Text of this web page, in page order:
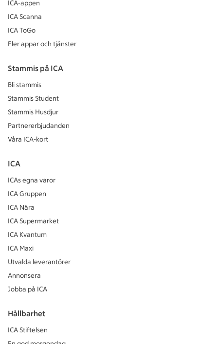
ICA-appen
ICA Scanna
ICA ToGo
Fler appar och tjänster
Stammis på ICA
Bli stammis
Stammis Student
Stammis Husdjur
Partnererbjudanden
Våra ICA-kort
ICA
ICAs egna varor
ICA Gruppen
ICA Nära
ICA Supermarket
ICA Kvantum
ICA Maxi
Utvalda leverantörer
Annonsera
Jobba på ICA
Hållbarhet
ICA Stiftelsen